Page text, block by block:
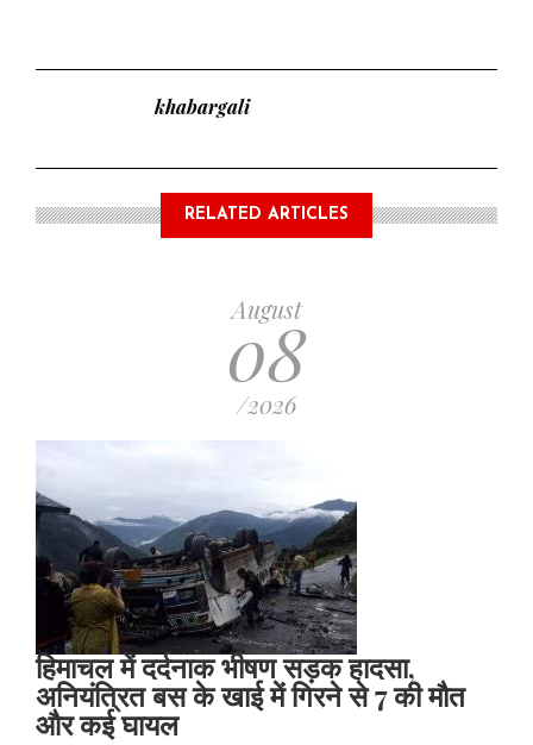
khabargali
RELATED ARTICLES
August
08
/2026
हिमाचल में दर्दनाक भीषण सड़क हादसा,
अनियंत्रित बस के खाई में गिरने से 7 की मौत
और कई घायल